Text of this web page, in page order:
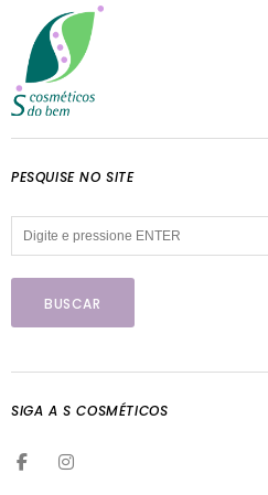
PESQUISE NO SITE
SIGA A S COSMÉTICOS